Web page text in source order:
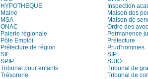
HYPOTHEQUE
Inspection
Mairie
Maison des
MSA
Maison de
ONAC
Ordre des
Paierie régionale
Permanence
Pôle Emploi
Préfecture
Préfecture de région
Prud'hommes
SIE
SIP
SPIP
SUIO
Tribunal pour enfants
Tribunal de
Trésorerie
Tribunal de